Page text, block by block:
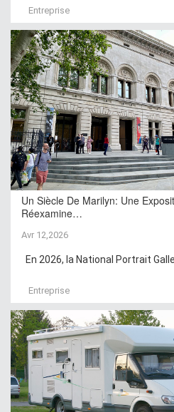
Entreprise
Un Siècle De Marilyn: Une
Réexamine…
Avr 12,2026
En 2026, la National Portrait
Entreprise